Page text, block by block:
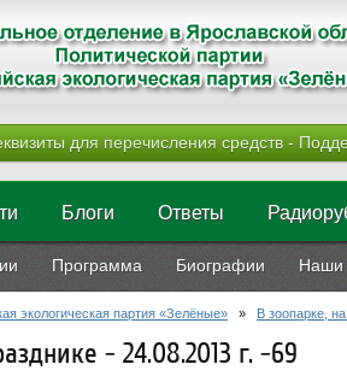
для перечисления средств -
Блоги Ответы
Программа Биографии Наши
экологическая партия «Зелёные» » В зоопарке,
- 24.08.2013 г. -69